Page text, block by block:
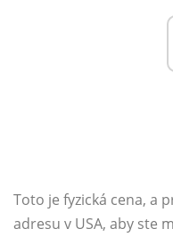
Toto je fyzická cena, a
adresu v USA, aby ste